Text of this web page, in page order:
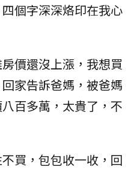
個字深深烙印在我心
價還沒上漲，我想買
家告訴爸媽，被爸媽
百多萬，太貴了，不
買，包包收一收，回